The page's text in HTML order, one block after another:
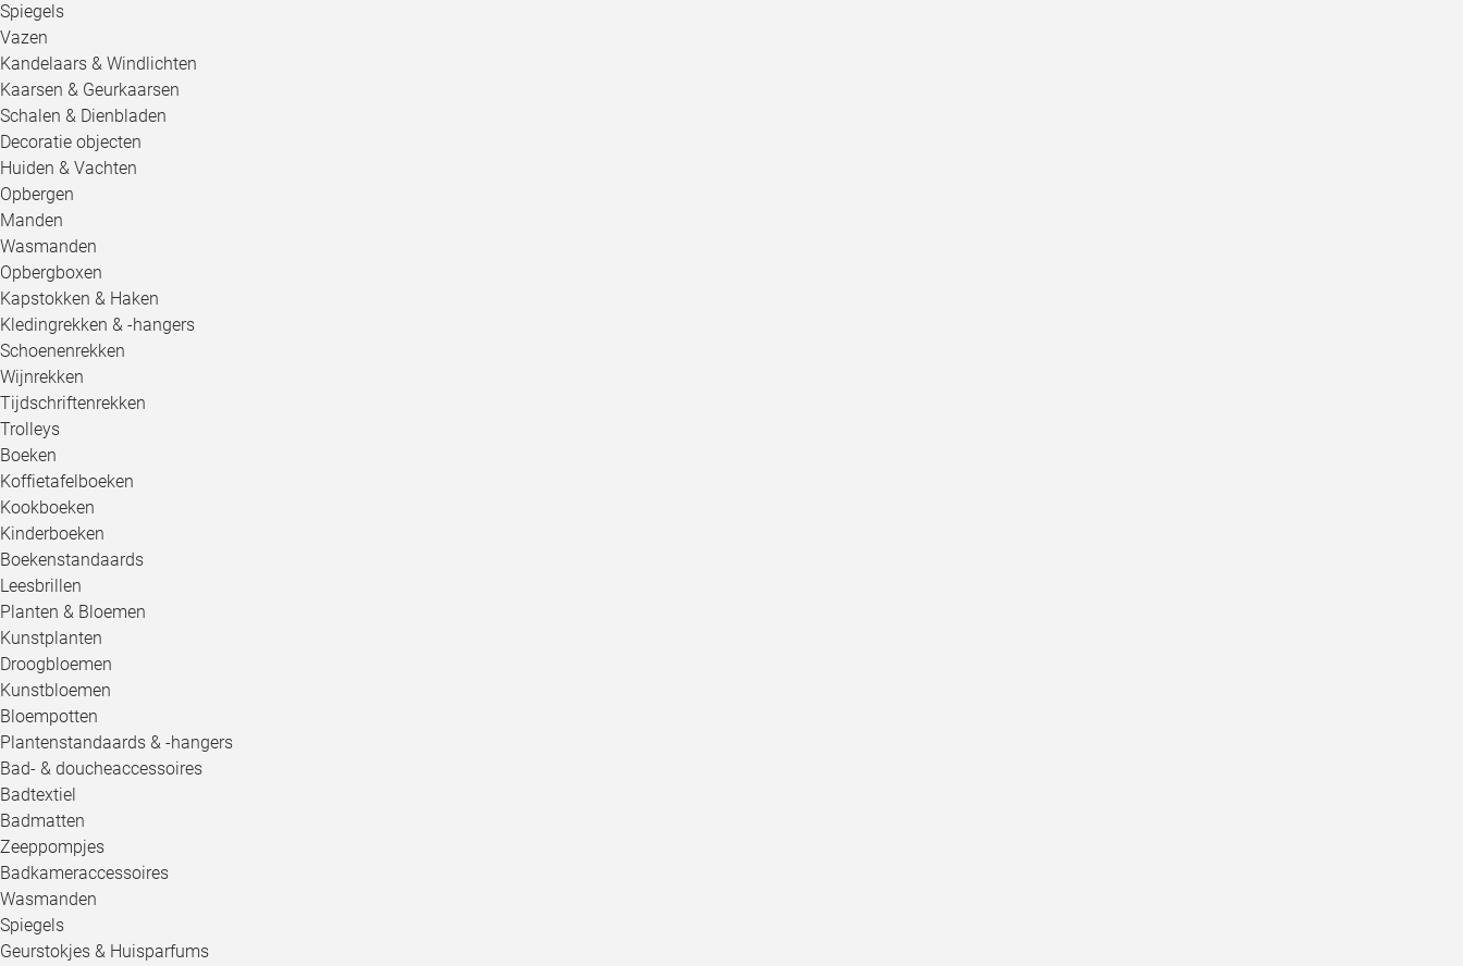
Spiegels
Vazen
Kandelaars & Windlichten
Kaarsen & Geurkaarsen
Schalen & Dienbladen
Decoratie objecten
Huiden & Vachten
Opbergen
Manden
Wasmanden
Opbergboxen
Kapstokken & Haken
Kledingrekken & -hangers
Schoenenrekken
Wijnrekken
Tijdschriftenrekken
Trolleys
Boeken
Koffietafelboeken
Kookboeken
Kinderboeken
Boekenstandaards
Leesbrillen
Planten & Bloemen
Kunstplanten
Droogbloemen
Kunstbloemen
Bloempotten
Plantenstandaards & -hangers
Bad- & doucheaccessoires
Badtextiel
Badmatten
Zeeppompjes
Badkameraccessoires
Wasmanden
Spiegels
Geurstokjes & Huisparfums